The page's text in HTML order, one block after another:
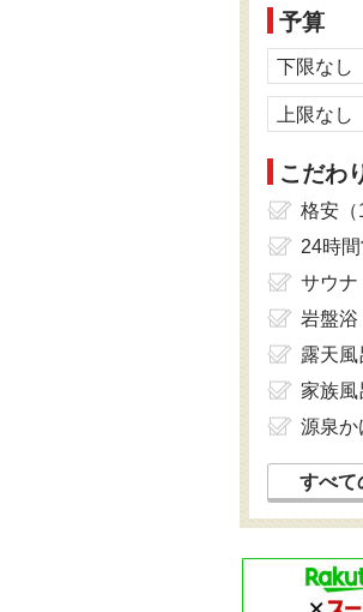
予算
下限なし
上限なし
こだわ
格安（
24時
サウナ
岩盤浴
露天風
家族風
源泉か
すべて